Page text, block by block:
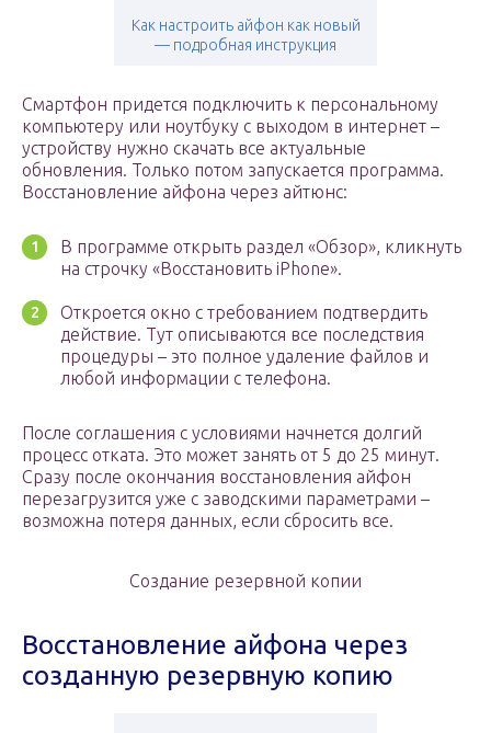
Как настроить айфон как новый
— подробная инструкция
Смартфон придется подключить к персональному
компьютеру или ноутбуку с выходом в интернет –
устройству нужно скачать все актуальные
обновления. Только потом запускается программа.
Восстановление айфона через айтюнс:
В программе открыть раздел «Обзор», кликнуть
на строчку «Восстановить iPhone».
Откроется окно с требованием подтвердить
действие. Тут описываются все последствия
процедуры – это полное удаление файлов и
любой информации с телефона.
После соглашения с условиями начнется долгий
процесс отката. Это может занять от 5 до 25 минут.
Сразу после окончания восстановления айфон
перезагрузится уже с заводскими параметрами –
возможна потеря данных, если сбросить все.
Создание резервной копии
Восстановление айфона через
созданную резервную копию